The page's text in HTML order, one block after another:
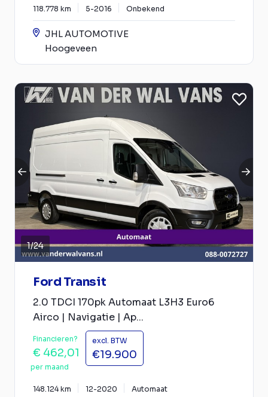
118.778 km 5-2016 Onbekend
JHL AUTOMOTIVE
Hoogeveen
1/24
Ford Transit
2.0 TDCI 170pk Automaat L3H3 Euro6
Airco | Navigatie | Ap...
Financieren?
€ 462,01
per maand
excl. BTW
€19.900
148.124 km 12-2020 Automaat